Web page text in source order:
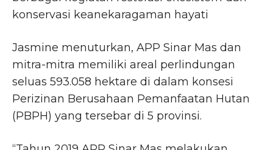
konservasi keanekaragaman hayati
Jasmine menuturkan, APP Sinar Mas dan
mitra-mitra memiliki areal perlindungan
seluas 593.058 hektare di dalam konsesi
Perizinan Berusahaan Pemanfaatan Hutan
(PBPH) yang tersebar di 5 provinsi.